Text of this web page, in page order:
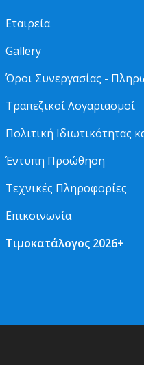
Εταιρεία
Gallery
Όροι Συνεργασίας -
Τραπεζικοί Λογαριασμοί
Πολιτική Ιδιωτικότητας
Έντυπη Προώθηση
Τεχνικές Πληροφορίες
Επικοινωνία
Τιμοκατάλογος 2026+